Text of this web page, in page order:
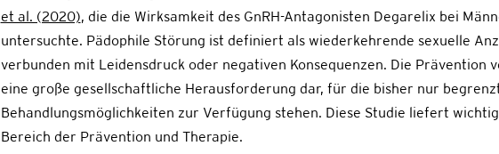
et al. (2020), die die Wirksamkeit des GnRH-Antagonisten Degarelix bei
untersuchte. Pädophile Störung ist definiert als wiederkehrende sexuelle
verbunden mit Leidensdruck oder negativen Konsequenzen. Die Prävention
eine große gesellschaftliche Herausforderung dar, für die bisher nur
Behandlungsmöglichkeiten zur Verfügung stehen. Diese Studie liefert
Bereich der Prävention und Therapie.